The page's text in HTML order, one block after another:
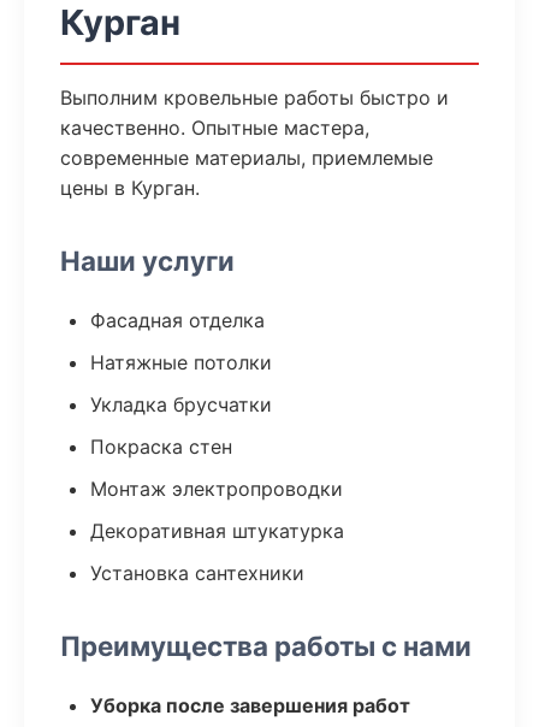
Курган
Выполним кровельные работы быстро и
качественно. Опытные мастера,
современные материалы, приемлемые
цены в Курган.
Наши услуги
Фасадная отделка
Натяжные потолки
Укладка брусчатки
Покраска стен
Монтаж электропроводки
Декоративная штукатурка
Установка сантехники
Преимущества работы с нами
Уборка после завершения работ